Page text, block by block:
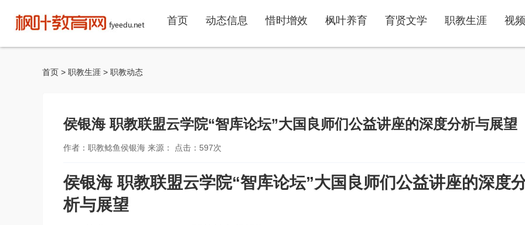
首页 动态信息 惜时增效 枫叶养育 育贤文学 职教生涯 视
首页 > 职教生涯 > 职教动态
侯银海 职教联盟云学院“智库论坛”大国良师们公益讲座的深度分析与展望
作者：职教鲶鱼侯银海 来源： 点击： 597次
侯银海 职教联盟云学院“智库论坛”大国良师们公益讲座的深度
析与展望